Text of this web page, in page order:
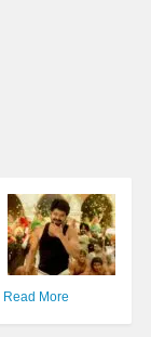
Read More